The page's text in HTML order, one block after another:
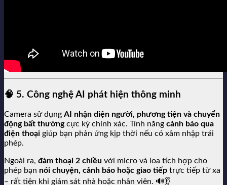
🧠 5. Công nghệ AI phát hiện thông minh
Camera sử dụng AI nhận diện người, phương tiện và chuyển
động bất thườngcực kỳ chính xác. Tính năng cảnh báo qua
điện thoại giúp bạn phản ứng kịp thời nếu có xâm nhập trái
phép.
Ngoài ra, đàm thoại 2 chiều với micro và loa tích hợp cho
phép bạn nói chuyện, cảnh báo hoặc giao tiếp trực tiếp từ xa
– rất tiện khi giám sát nhà hoặc nhân viên. 🔊👂